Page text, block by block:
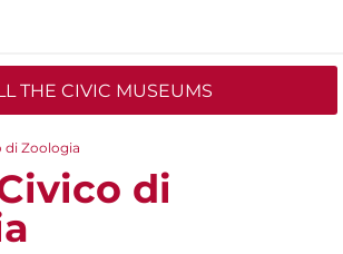
THE CIVIC MUSEUMS
di Zoologia
di